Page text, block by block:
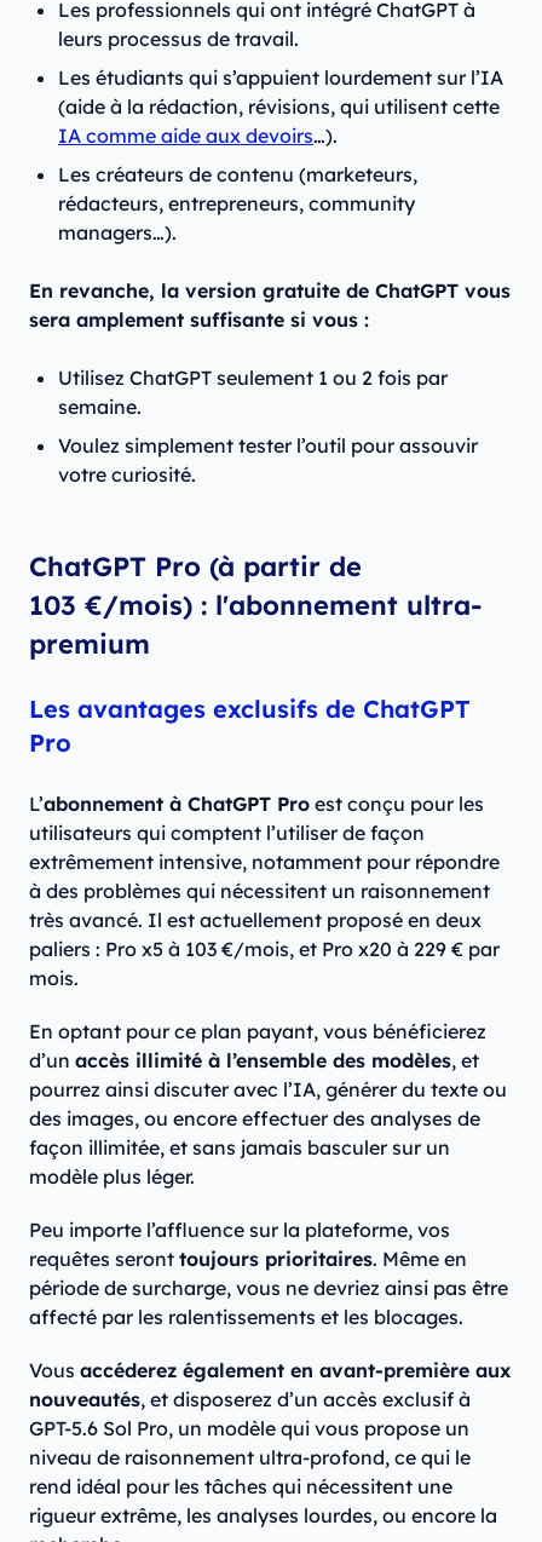
Les professionnels qui ont intégré ChatGPT à
leurs processus de travail.
Les étudiants qui s’appuient lourdement sur l’IA
(aide à la rédaction, révisions, qui utilisent cette
IA comme aide aux devoirs…).
Les créateurs de contenu (marketeurs,
rédacteurs, entrepreneurs, community
managers…).
En revanche, la version gratuite de ChatGPT vous
sera amplement suffisante si vous :
Utilisez ChatGPT seulement 1 ou 2 fois par
semaine.
Voulez simplement tester l’outil pour assouvir
votre curiosité.
ChatGPT Pro (à partir de
103 €/mois) : l'abonnement ultra-
premium
Les avantages exclusifs de ChatGPT
Pro
L’abonnement à ChatGPT Pro est conçu pour les
utilisateurs qui comptent l’utiliser de façon
extrêmement intensive, notamment pour répondre
à des problèmes qui nécessitent un raisonnement
très avancé. Il est actuellement proposé en deux
paliers : Pro x5 à 103 €/mois, et Pro x20 à 229 € par
mois.
En optant pour ce plan payant, vous bénéficierez
d’un accès illimité à l’ensemble des modèles, et
pourrez ainsi discuter avec l’IA, générer du texte ou
des images, ou encore effectuer des analyses de
façon illimitée, et sans jamais basculer sur un
modèle plus léger.
Peu importe l’affluence sur la plateforme, vos
requêtes seront toujours prioritaires. Même en
période de surcharge, vous ne devriez ainsi pas être
affecté par les ralentissements et les blocages.
Vous accéderez également en avant-première aux
nouveautés, et disposerez d’un accès exclusif à
GPT-5.6 Sol Pro, un modèle qui vous propose un
niveau de raisonnement ultra-profond, ce qui le
rend idéal pour les tâches qui nécessitent une
rigueur extrême, les analyses lourdes, ou encore la